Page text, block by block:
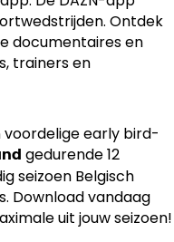
Ontdek
documentaires en
trainers en
voordelige early bird-
gedurende 12
seizoen Belgisch
Download vandaag
uit jouw seizoen!